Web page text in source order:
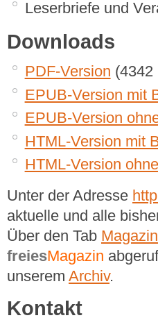
Leserbriefe und
Downloads
PDF-Version (4342
EPUB-Version mit
EPUB-Version
HTML-Version mit
HTML-Version
Unter der Adresse
aktuelle und alle
Über den Tab Magazin
freiesMagazin
unserem Archiv.
Kontakt